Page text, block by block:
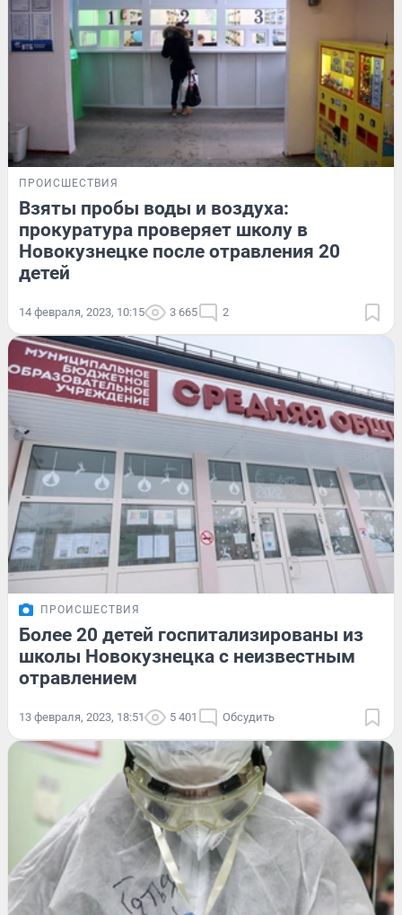
ПРОИСШЕСТВИЯ
Взяты пробы воды и воздуха:
прокуратура проверяет школу в
Новокузнецке после отравления 20
детей
14 февраля, 2023, 10:15 3 665 2
ПРОИСШЕСТВИЯ
Более 20 детей госпитализированы из
школы Новокузнецка с неизвестным
отравлением
13 февраля, 2023, 18:51 5 401 Обсудить